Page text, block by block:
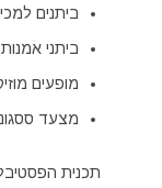
ביתנים
ביתני
מופעים
מצעד
תכנית